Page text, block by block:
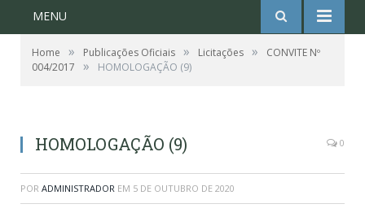
MENU
Home » Publicações Oficiais » Licitações »
CONVITE Nº
004/2017
» HOMOLOGAÇÃO (9)
HOMOLOGAÇÃO (9) 0
POR ADMINISTRADOR EM 5 DE OUTUBRO DE 2020